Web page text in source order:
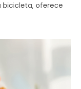
bicicleta, oferece